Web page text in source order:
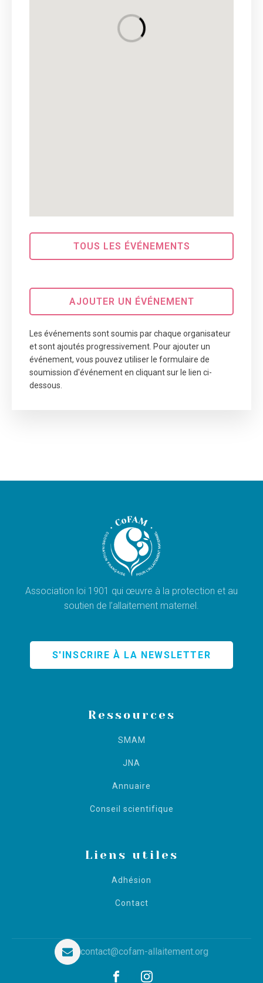
TOUS LES ÉVÉNEMENTS
AJOUTER UN ÉVÉNEMENT
Les événements sont soumis par chaque organisateur
et sont ajoutés progressivement. Pour ajouter un
événement, vous pouvez utiliser le formulaire de
soumission d'événement en cliquant sur le lien ci-
dessous.
Association loi 1901 qui œuvre à la protection et au
soutien de l’allaitement maternel.
S'INSCRIRE À LA NEWSLETTER
Ressources
SMAM
JNA
Annuaire
Conseil scientifique
Liens utiles
Adhésion
Contact
contact@cofam-allaitement.org